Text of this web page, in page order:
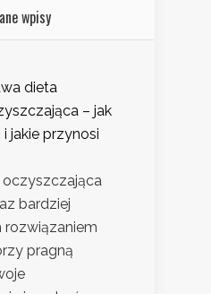
wpisy
dieta
– jak
jakie przynosi
bardziej
pragną